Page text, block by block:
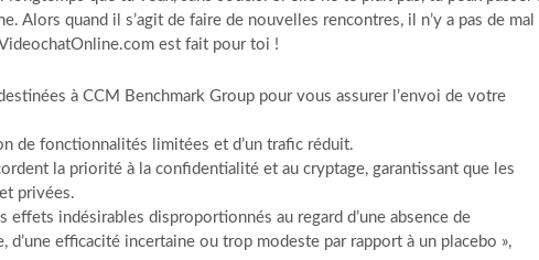
Alors quand il s’agit de faire de nouvelles rencontres, il n’y a pas de mal
est fait pour toi !
à CCM Benchmark Group pour vous assurer l’envoi de votre
de fonctionnalités limitées et d’un trafic réduit.
la priorité à la confidentialité et au cryptage, garantissant que les
privées.
effets indésirables disproportionnés au regard d’une absence de
d’une efficacité incertaine ou trop modeste par rapport à un placebo »,